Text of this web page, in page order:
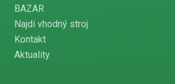
BAZAR
Najdi vhodný stroj
Kontakt
Aktuality